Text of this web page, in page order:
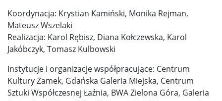
Koordynacja: Krystian Kamiński, Monika Rejman,
Mateusz Wszelaki
Realizacja: Karol Rębisz, Diana Kołczewska, Karol
Jakóbczyk, Tomasz Kulbowski
Instytucje i organizacje współpracujące: Centrum
Kultury Zamek, Gdańska Galeria Miejska, Centrum
Sztuki Współczesnej Łaźnia, BWA Zielona Góra, Galeria